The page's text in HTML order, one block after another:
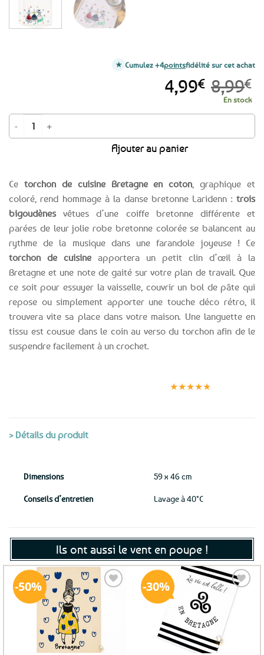
Ce torchon de cuisine Bretagne en coton , graphique et
coloré, rend hommage à la danse bretonne Laridenn : trois
bigoudènesvêtues d’une coiffe bretonne différente et
parées de leur jolie robe bretonne colorée se balancent au
rythme de la musique dans une farandole joyeuse ! Ce
torchon de cuisine apportera un petit clin d’œil à la
Bretagne et une note de gaité sur votre plan de travail. Que
ce soit pour essuyer la vaisselle, couvrir un bol de pâte qui
repose ou simplement apporter une touche déco rétro, il
trouvera vite sa place dans votre maison. Une languette en
tissu est cousue dans le coin au verso du torchon afin de le
suspendre facilement à un crochet.
8,99€
Le
initial
était :
8,99€.
4,99€Le
prix
actuel
est :
En stock
quantité de PROMO -44% ! Torchon de cuisine Triskell bigoudènes
Ajouter au panier
Cumulez +4pointsfidélité sur cet achat
★★★★★
> Détails du produit
Dimensions 59 x 46 cm
Conseils d’entretien Lavage à 40°C
Ils ont aussi le vent en poupe !
50% 30%
Ajouter